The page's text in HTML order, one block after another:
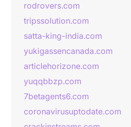
rodrovers.com
tripssolution.com
satta-king-india.com
yukigassencanada.com
articlehorizone.com
yuqqbbzp.com
7betagents6.com
coronavirusuptodate.com